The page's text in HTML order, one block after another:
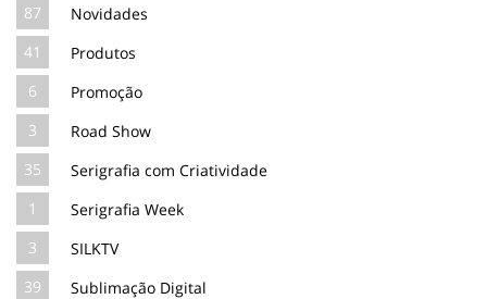
87
Novidades
41
Produtos
6
Promoção
3
Road Show
35
Serigrafia com Criatividade
1
Serigrafia Week
3
SILKTV
39
Sublimação Digital